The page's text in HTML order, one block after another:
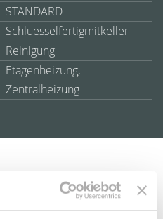
STANDARD
Schluesselfertigmitkeller
Reinigung
Etagenheizung,
Zentralheizung
Lage Sonstiges